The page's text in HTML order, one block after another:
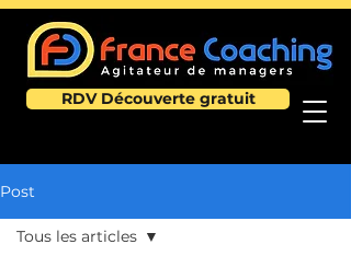
RDV Découverte gratuit
Post
Tous les articles